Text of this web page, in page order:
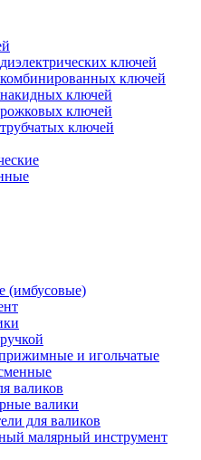
ключей
ключей
ключей
ключей
ключей
(имбусовые)
и игольчатые
валиков
валики
для валиков
малярный инструмент